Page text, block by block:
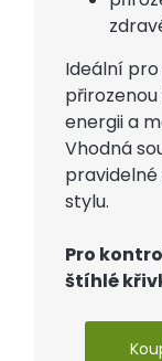
Ideální
energii a
Vhodná
stylu.
Pro
štíhlé